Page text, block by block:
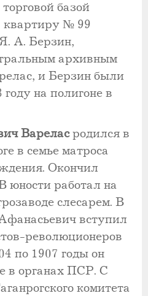
базой
квартиру № 99
А. Берзин,
архивным
и Берзин были
на полигоне в
Вареласродился в
в семье матроса
Окончил
юности работал на
слесарем. В
вступил
революционеров
по 1907 годы он
в органах ПСР. С
комитета